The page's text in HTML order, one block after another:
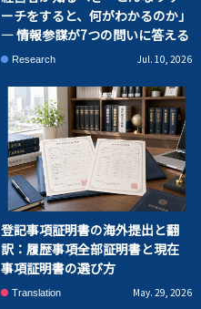
ーチをすると、何がわかるのか」
― 情報参謀が7つの問いに答える
Research Jul. 10, 2026
登記事項証明書の海外提出と翻
訳：履歴事項全部証明書と現在
事項証明書の選び方
Translation May. 29, 2026